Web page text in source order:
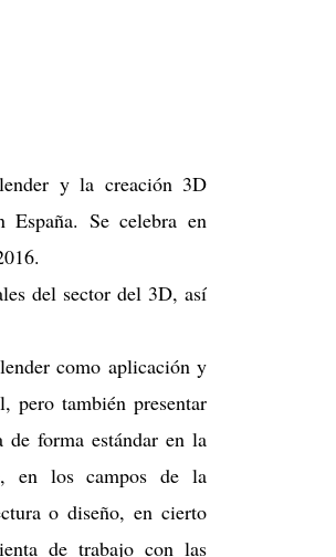
y la creación 3D
España. Se celebra en
del sector del 3D, así
como aplicación y
pero también presentar
forma estándar en la
en los campos de la
o diseño, en cierto
de trabajo con las